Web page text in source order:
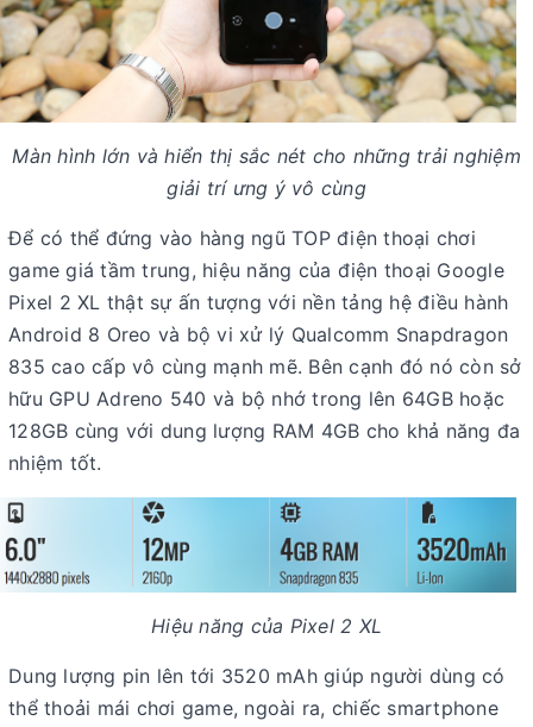
Màn hình lớn và hiển thị sắc nét cho những trải nghiệm
giải trí ưng ý vô cùng
Để có thể đứng vào hàng ngũ TOP điện thoại chơi
game giá tầm trung, hiệu năng của điện thoại Google
Pixel 2 XL thật sự ấn tượng với nền tảng hệ điều hành
Android 8 Oreo và bộ vi xử lý Qualcomm Snapdragon
835 cao cấp vô cùng mạnh mẽ. Bên cạnh đó nó còn sở
hữu GPU Adreno 540 và bộ nhớ trong lên 64GB hoặc
128GB cùng với dung lượng RAM 4GB cho khả năng đa
nhiệm tốt.
Hiệu năng của Pixel 2 XL
Dung lượng pin lên tới 3520 mAh giúp người dùng có
thể thoải mái chơi game, ngoài ra, chiếc smartphone